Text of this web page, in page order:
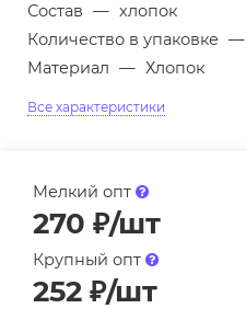
Состав — хлопок
Количество в упаковке —
Материал — Хлопок
Все характеристики
Мелкий опт
270 ₽/шт
Крупный опт
252 ₽/шт